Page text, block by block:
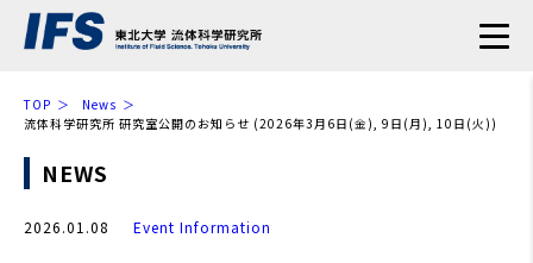
TOP
News
流体科学研究所 研究室公開のお知らせ (2026年3月6日(金), 9日(月), 10日(火))
NEWS
2026.01.08 Event Information